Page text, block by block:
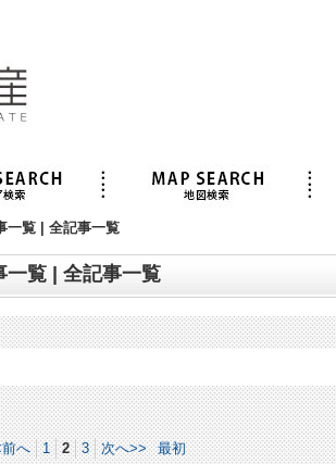
一覧 | 全記事一覧
一覧 | 全記事一覧
へ 1 2 3 次へ>> 最初